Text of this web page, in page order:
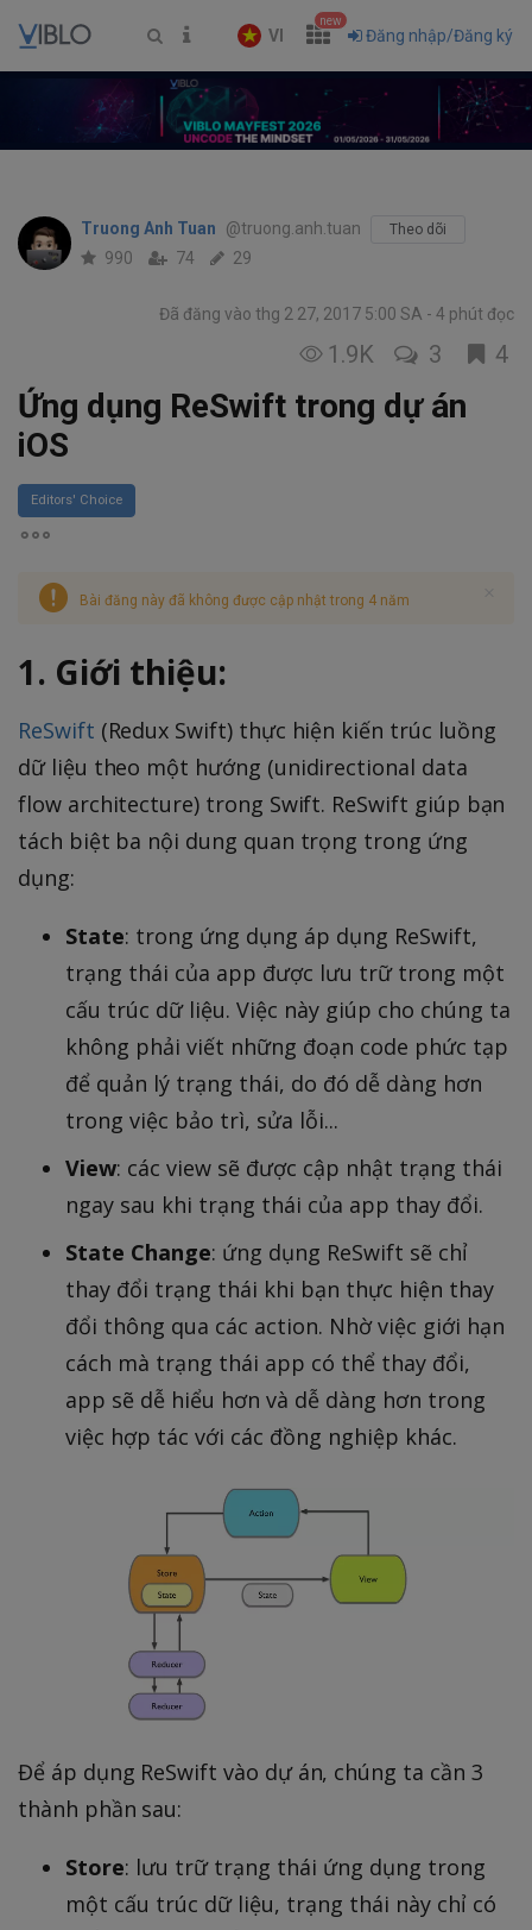
VI
new
Đăng nhập/Đăng ký
Truong Anh Tuan @truong.anh.tuan Theo dõi
990 74 29
Đã đăng vào thg 2 27, 2017 5:00 SA 4 phút đọc
1.9K 3 4
Ứng dụng ReSwift trong dự án
iOS
Editors' Choice
Bài đăng này đã không được cập nhật trong 4 năm
1. Giới thiệu:
ReSwift (Redux Swift) thực hiện kiến trúc luồng
dữ liệu theo một hướng (unidirectional data
flow architecture) trong Swift. ReSwift giúp bạn
tách biệt ba nội dung quan trọng trong ứng
dụng:
State: trong ứng dụng áp dụng ReSwift,
trạng thái của app được lưu trữ trong một
cấu trúc dữ liệu. Việc này giúp cho chúng ta
không phải viết những đoạn code phức tạp
để quản lý trạng thái, do đó dễ dàng hơn
trong việc bảo trì, sửa lỗi...
View: các view sẽ được cập nhật trạng thái
ngay sau khi trạng thái của app thay đổi.
State Change: ứng dụng ReSwift sẽ chỉ
thay đổi trạng thái khi bạn thực hiện thay
đổi thông qua các action. Nhờ việc giới hạn
cách mà trạng thái app có thể thay đổi,
app sẽ dễ hiểu hơn và dễ dàng hơn trong
việc hợp tác với các đồng nghiệp khác.
Để áp dụng ReSwift vào dự án, chúng ta cần 3
thành phần sau:
Store: lưu trữ trạng thái ứng dụng trong
một cấu trúc dữ liệu, trạng thái này chỉ có